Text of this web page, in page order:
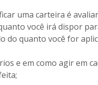
uma carteira é
você irá dispor
do quanto você for
e em como agir em